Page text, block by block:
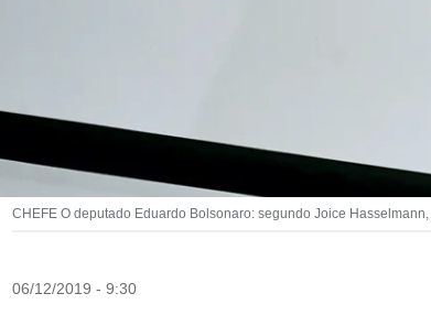
CHEFE O deputado Eduardo Bolsonaro: segundo Joice
06/12/2019 - 9:30